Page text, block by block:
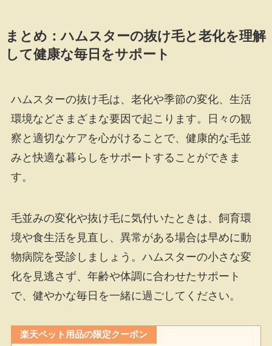
まとめ：ハムスターの抜け毛と老化を理解
して健康な毎日をサポート
ハムスターの抜け毛は、老化や季節の変化、生活
環境などさまざまな要因で起こります。日々の観
察と適切なケアを心がけることで、健康的な毛並
みと快適な暮らしをサポートすることができま
す。
毛並みの変化や抜け毛に気付いたときは、飼育環
境や食生活を見直し、異常がある場合は早めに動
物病院を受診しましょう。ハムスターの小さな変
化を見逃さず、年齢や体調に合わせたサポート
で、健やかな毎日を一緒に過ごしてください。
楽天ペット用品の限定クーポン